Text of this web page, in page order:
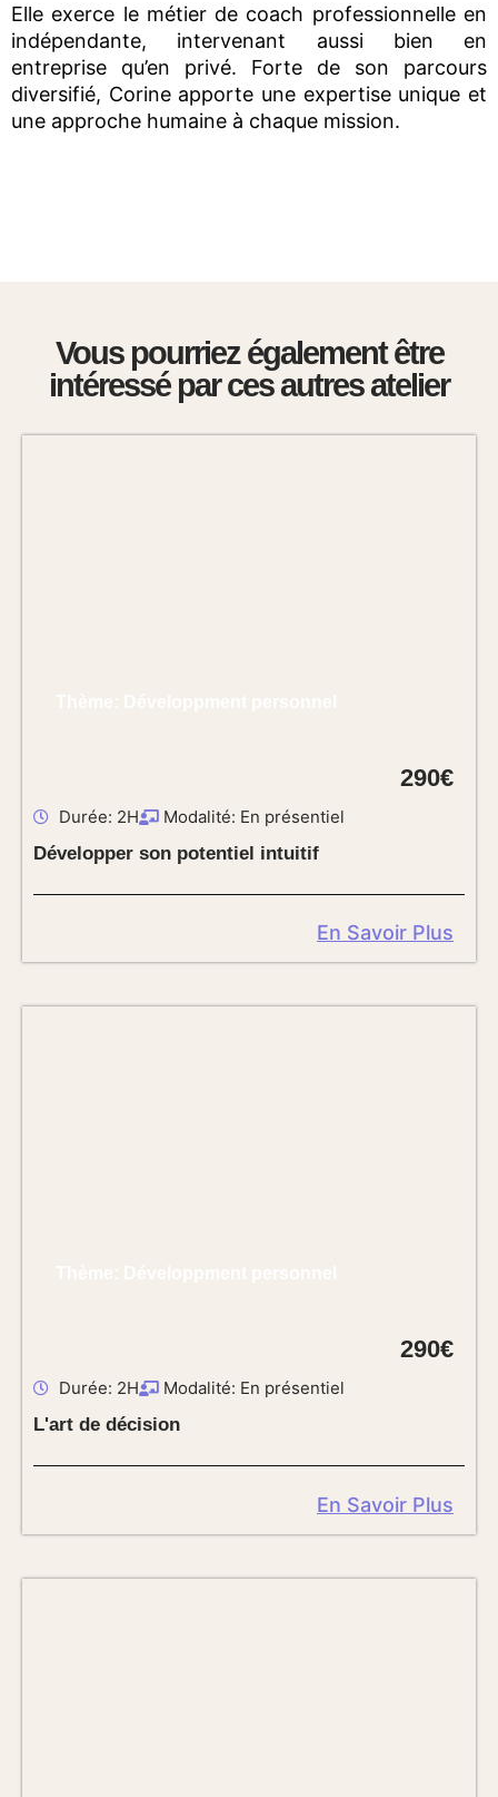
Elle exerce le métier de coach professionnelle en
indépendante, intervenant aussi bien en
entreprise qu’en privé. Forte de son parcours
diversifié, Corine apporte une expertise unique et
une approche humaine à chaque mission.
290€
Durée: 2H
Modalité: En présentiel
Développer son potentiel intuitif
En Savoir Plus
290€
Durée: 2H
Modalité: En présentiel
L'art de décision
En Savoir Plus
Vous pourriez également être
intéressé par ces autres atelier